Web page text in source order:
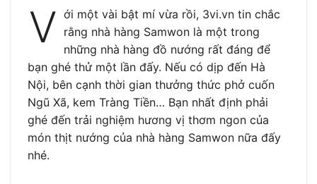
V ới một vài bật mí vừa rồi, 3vi.vn tin chắc
rằng nhà hàng Samwon là một trong
những nhà hàng đồ nướng rất đáng để
bạn ghé thử một lần đấy. Nếu có dịp đến Hà
Nội, bên cạnh thời gian thưởng thức phở cuốn
Ngũ Xã, kem Tràng Tiền… Bạn nhất định phải
ghé đến trải nghiệm hương vị thơm ngon của
món thịt nướng của nhà hàng Samwon nữa đấy
nhé.